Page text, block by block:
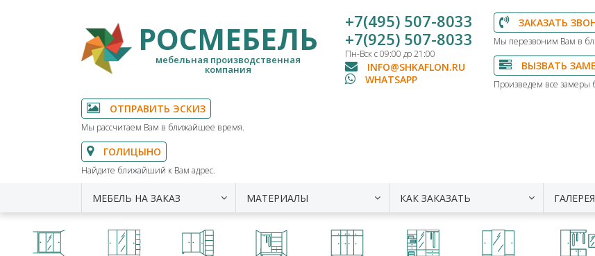
РОСМЕБЕЛЬ
мебельная производственная
компания
+7(495) 507-8033
+7(925) 507-8033
Пн-Вск с 09:00 до 21:00
INFO@SHKAFLON.RU
WHATSAPP
ЗАКАЗАТЬ
Мы перезвоним Вам в
ВЫЗВАТЬ
Произведем все замеры
ОТПРАВИТЬ ЭСКИЗ
Мы рассчитаем Вам в ближайшее время.
ГОЛИЦЫНО
Найдите ближайший к Вам адрес.
МЕБЕЛЬ НА ЗАКАЗ МАТЕРИАЛЫ КАК ЗАКАЗАТЬ ГАЛЕРЕЯ